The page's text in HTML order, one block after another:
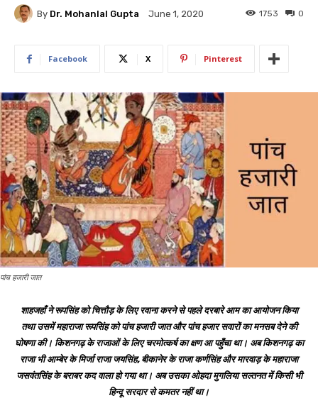
By Dr. Mohanlal Gupta June 1, 2020 0
1753
Facebook X Pinterest
पांच हजारी जात
शाहजहाँ ने रूपसिंह को चित्तौड़ के लिए रवाना करने से पहले दरबारे आम का आयोजन किया
तथा उसमें महाराजा रूपसिंह को पांच हजारी जात और पांच हजार सवारों का मनसब देने की
घोषणा की। किशनगढ़ के राजाओं के लिए चरमोत्कर्ष का क्षण आ पहुँचा था। अब किशनगढ़ का
राजा भी आम्बेर के मिर्जा राजा जयसिंह, बीकानेर के राजा कर्णसिंह और मारवाड़ के महाराजा
जसवंतसिंह के बराबर कद वाला हो गया था। अब उसका ओहदा मुगलिया सल्तनत में किसी भी
हिन्दू सरदार से कमतर नहीं था।